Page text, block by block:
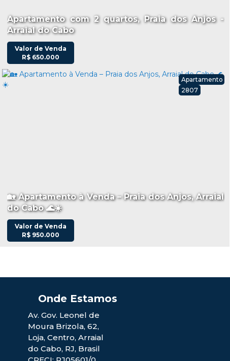
Apartamento com 2 quartos, Praia dos Anjos -
Arraial do Cabo
R$ 650.000
Valor de Venda
🏡 Apartamento à Venda – Praia dos Anjos, Arraial
do Cabo 🌊☀️
2807
Apartamento
R$ 950.000
Valor de Venda
Av. Gov. Leonel de
Moura Brizola, 62,
Loja, Centro, Arraial
do Cabo, RJ, Brasil